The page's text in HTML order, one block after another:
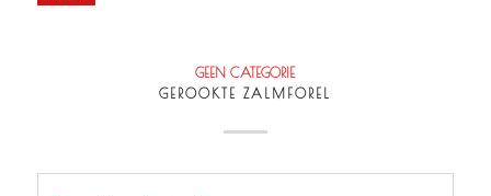
GEEN CATEGORIE
GEROOKTE ZALMFOREL